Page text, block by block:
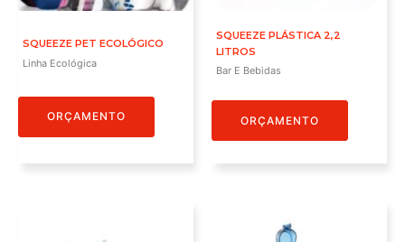
SQUEEZE PET ECOLÓGICO
Linha Ecológica
ORÇAMENTO
SQUEEZE PLÁSTICA 2,2
LITROS
Bar E Bebidas
ORÇAMENTO